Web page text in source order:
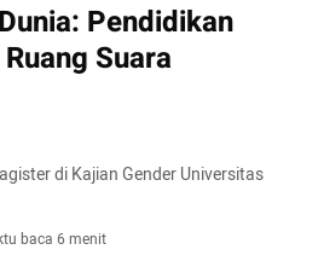
Pendidikan
Suara
di Kajian Gender Universitas
baca 6 menit